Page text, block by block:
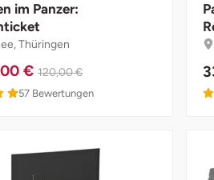
im Panzer:
Thüringen
€ 120,00 €
4.9 von 5
57 Bewertungen